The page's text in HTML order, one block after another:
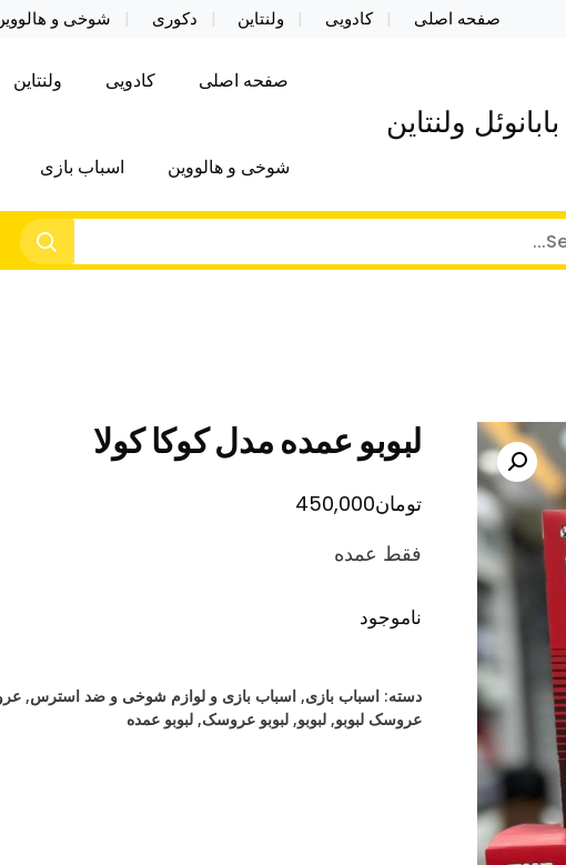
صفحه اصلی کادویی ولنتاین دکوری شوخی و
ولنتاین
صفحه اصلی کادویی ولنتاین
شوخی و هالووین اسباب بازی
لبوبو عمده مدل کوکا کولا
تومان450,000
فقط عمده
ناموجود
دسته: اسباب بازی, اسباب بازی و لوازم شوخی و ضد استرس,
عروسک لبوبو, لبوبو, لبوبو عروسک, لبوبو عمده